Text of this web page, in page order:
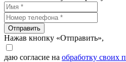
Отправить
Нажав кнопку «Отправить»,
даю согласие на обработку своих